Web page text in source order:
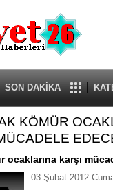
SON DAKİKA
KÖMÜR
ocaklarına karşı
03 Şubat 2012